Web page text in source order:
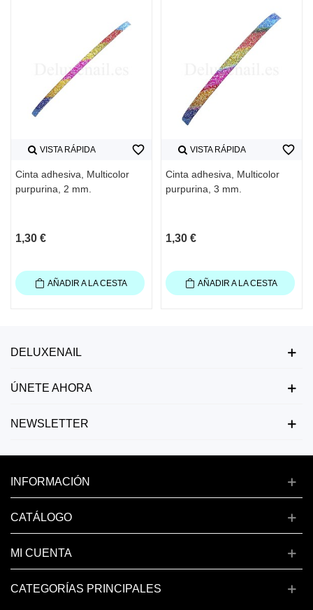
VISTA RÁPIDA
Cinta adhesiva, Multicolor
purpurina, 2 mm.
1,30 €
favorite_border
AÑADIR A LA CESTA
VISTA RÁPIDA
Cinta adhesiva, Multicolor
purpurina, 3 mm.
1,30 €
favorite_border
AÑADIR A LA CESTA
DELUXENAIL
ÚNETE AHORA
NEWSLETTER
INFORMACIÓN
CATÁLOGO
MI CUENTA
CATEGORÍAS PRINCIPALES